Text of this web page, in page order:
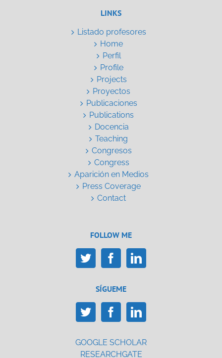
LINKS
Listado profesores
Home
Perfil
Profile
Projects
Proyectos
Publicaciones
Publications
Docencia
Teaching
Congresos
Congress
Aparición en Medios
Press Coverage
Contact
FOLLOW ME
SÍGUEME
GOOGLE SCHOLAR
RESEARCHGATE